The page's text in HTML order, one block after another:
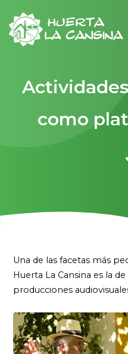
como
Una de las facetas más
Huerta La Cansina es la
producciones